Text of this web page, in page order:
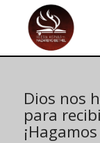
Dios nos
para